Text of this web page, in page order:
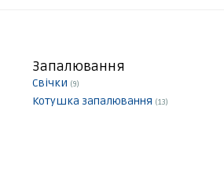
Запалювання
Свічки (9)
Котушка запалювання (13)